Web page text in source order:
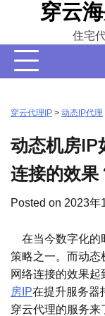
content
穿云
住宅
穿云代理IP > 动态IP代理
动态机房IP
连接的效果
Posted on 2023年
在当今数字化的
策略之一。而动态
网络连接的效果
房IP在提升服务器
穿云代理的服务来